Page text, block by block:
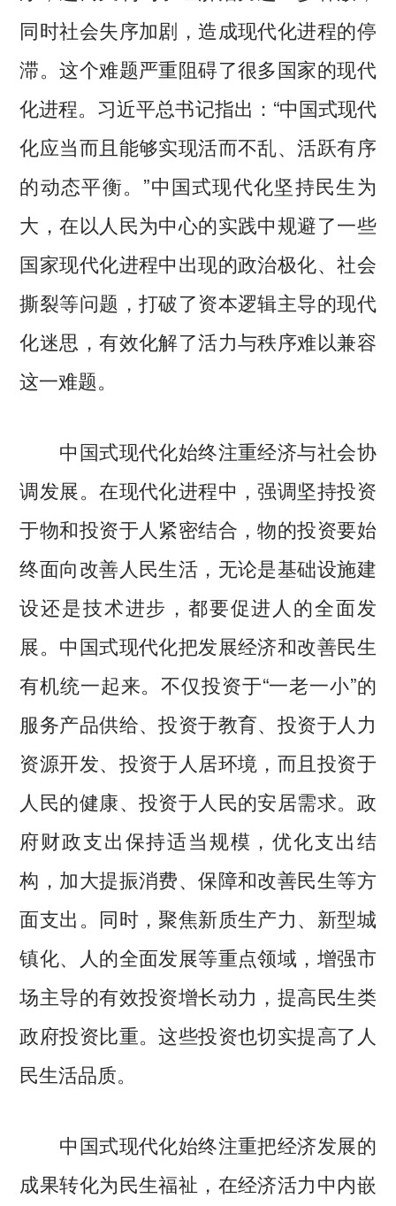
同时社会失序加剧，造成现代化进程的停
滞。这个难题严重阻碍了很多国家的现代
化进程。习近平总书记指出：“中国式现代
化应当而且能够实现活而不乱、活跃有序
的动态平衡。”中国式现代化坚持民生为
大，在以人民为中心的实践中规避了一些
国家现代化进程中出现的政治极化、社会
撕裂等问题，打破了资本逻辑主导的现代
化迷思，有效化解了活力与秩序难以兼容
这一难题。
中国式现代化始终注重经济与社会协
调发展。在现代化进程中，强调坚持投资
于物和投资于人紧密结合，物的投资要始
终面向改善人民生活，无论是基础设施建
设还是技术进步，都要促进人的全面发
展。中国式现代化把发展经济和改善民生
有机统一起来。不仅投资于“一老一小”的
服务产品供给、投资于教育、投资于人力
资源开发、投资于人居环境，而且投资于
人民的健康、投资于人民的安居需求。政
府财政支出保持适当规模，优化支出结
构，加大提振消费、保障和改善民生等方
面支出。同时，聚焦新质生产力、新型城
镇化、人的全面发展等重点领域，增强市
场主导的有效投资增长动力，提高民生类
政府投资比重。这些投资也切实提高了人
民生活品质。
中国式现代化始终注重把经济发展的
成果转化为民生福祉，在经济活力中内嵌